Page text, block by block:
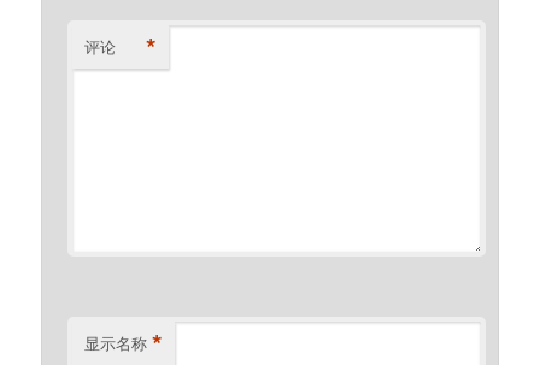
评论 *
显示名称 *